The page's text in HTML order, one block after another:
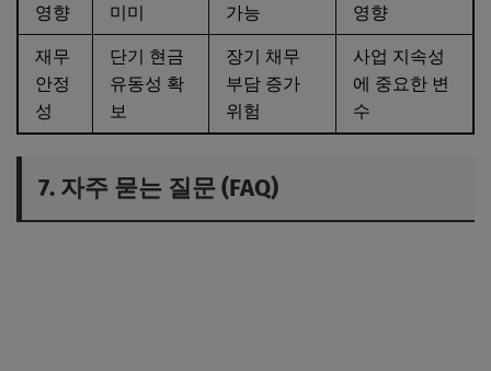
영향
미미
가능
영향
재무
안정
성
단기 현금
유동성 확
보
장기 채무
부담 증가
위험
사업 지속성
에 중요한 변
수
7. 자주 묻는 질문 (FAQ)